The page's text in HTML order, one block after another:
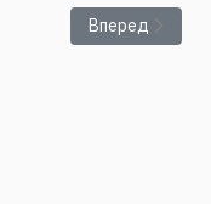
Воробьева
Следующий:
Вперед